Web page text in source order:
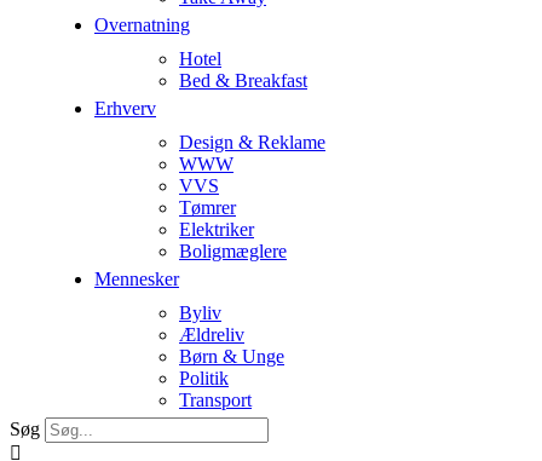
Overnatning
Hotel
Bed & Breakfast
Erhverv
Design & Reklame
WWW
VVS
Tømrer
Elektriker
Boligmæglere
Mennesker
Byliv
Ældreliv
Børn & Unge
Politik
Transport
Søg